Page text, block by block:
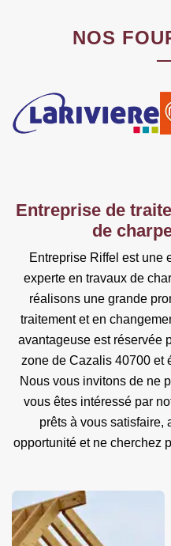
NOS
Entreprise de
de
Entreprise Riffel est une
experte en travaux de
réalisons une grande
traitement et en
avantageuse est réservée
zone de Cazalis 40700 et
Nous vous invitons de ne
vous êtes intéressé par
prêts à vous satisfaire,
opportunité et ne cherchez